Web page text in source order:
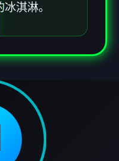
淇淋。